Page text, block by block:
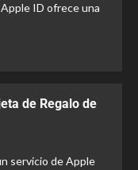
ID ofrece una
de Regalo de
servicio de Apple